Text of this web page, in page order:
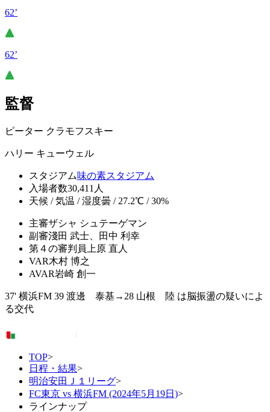
62’
62’
監督
ピーター クラモフスキー
ハリー キューウェル
スタジアム味の素スタジアム
入場者数30,411人
天候 / 気温 / 湿度曇 / 27.2℃ / 30%
主審ザシャ シュテーゲマン
副審淺田 武士、田中 利幸
第４の審判員 上原 直人
VAR木村 博之
AVAR岩崎 創一
37' 横浜FM 39 渡邊 泰基→28 山根 陸 は脳振盪の疑いによ
る交代
TOP>
日程・結果>
明治安田Ｊ１リーグ>
FC東京 vs 横浜FM (2024年5月19日)>
ラインナップ